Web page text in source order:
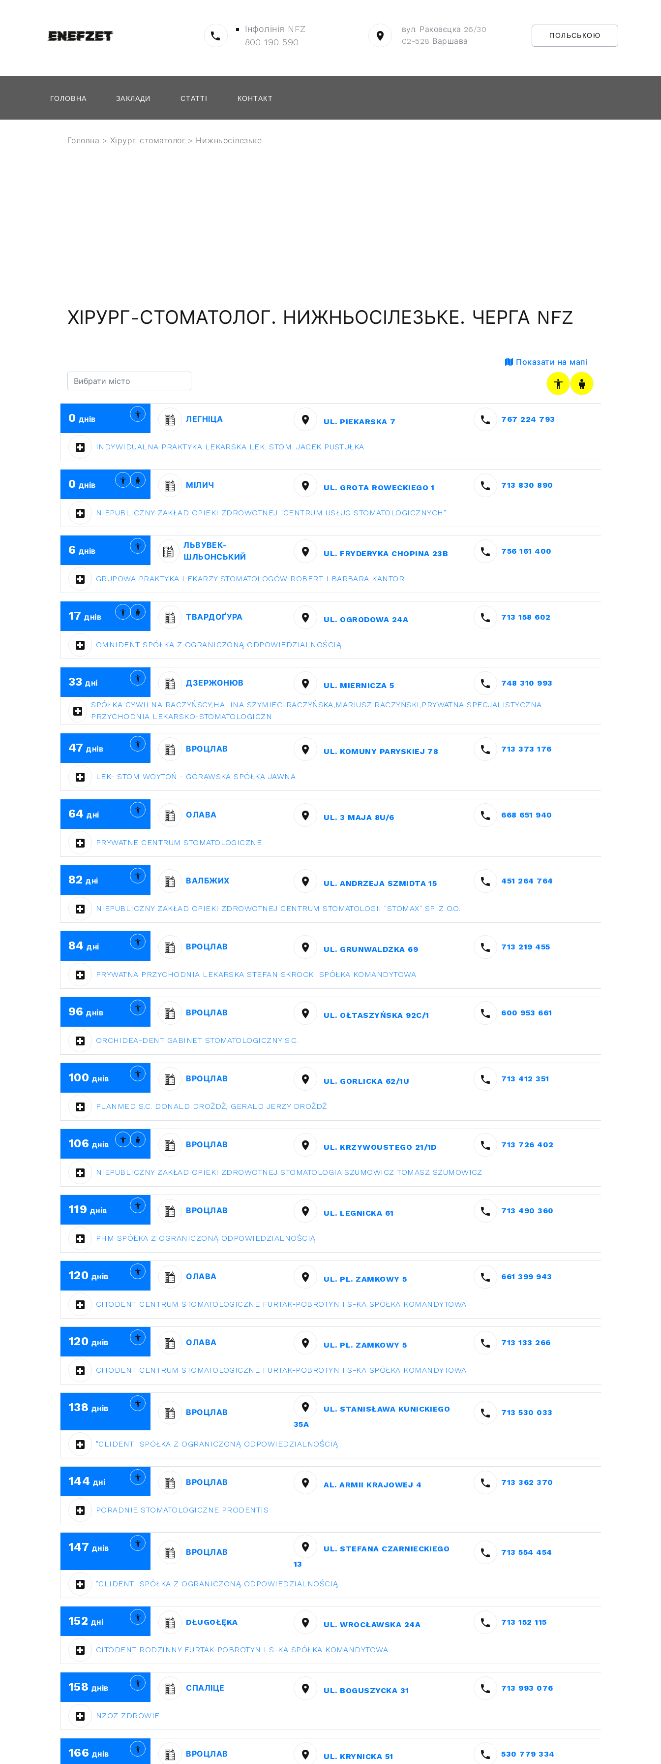
Інфолінія NFZ
800 190 590
вул. Раковєцка 26/30
02-528 Варшава
ПОЛЬСЬКОЮ
ГОЛОВНА ЗАКЛАДИ СТАТТІ КОНТАКТ
Головна > Хірург-стоматолог > Нижньосілезьке
ХІРУРГ-СТОМАТОЛОГ. НИЖНЬОСІЛЕЗЬКЕ. ЧЕРГА NFZ
Показати на мапі
0 днів ЛЕГНІЦА UL. PIEKARSKA 7 767 224 793
INDYWIDUALNA PRAKTYKA LEKARSKA LEK. STOM. JACEK PUSTUŁKA
0 днів МІЛИЧ UL. GROTA ROWECKIEGO 1 713 830 890
NIEPUBLICZNY ZAKŁAD OPIEKI ZDROWOTNEJ "CENTRUM USŁUG STOMATOLOGICZNYCH"
6 днів
ЛЬВУВЕК-
ШЛЬОНСЬКИЙ
UL. FRYDERYKA CHOPINA 23B 756 161 400
GRUPOWA PRAKTYKA LEKARZY STOMATOLOGÓW ROBERT I BARBARA KANTOR
17 днів ТВАРДОҐУРА UL. OGRODOWA 24A 713 158 602
OMNIDENT SPÓŁKA Z OGRANICZONĄ ODPOWIEDZIALNOŚCIĄ
33 дні ДЗЕРЖОНЮВ UL. MIERNICZA 5 748 310 993
SPÓŁKA CYWILNA RACZYŃSCY,HALINA SZYMIEC-RACZYŃSKA,MARIUSZ RACZYŃSKI,PRYWATNA SPECJALISTYCZNA
PRZYCHODNIA LEKARSKO-STOMATOLOGICZN
47 днів ВРОЦЛАВ UL. KOMUNY PARYSKIEJ 78 713 373 176
LEK- STOM WOYTOŃ - GÓRAWSKA SPÓŁKA JAWNA
64 дні ОЛАВА UL. 3 MAJA 8U/6 668 651 940
PRYWATNE CENTRUM STOMATOLOGICZNE
82 дні ВАЛБЖИХ UL. ANDRZEJA SZMIDTA 15 451 264 764
NIEPUBLICZNY ZAKŁAD OPIEKI ZDROWOTNEJ CENTRUM STOMATOLOGII "STOMAX" SP. Z O.O.
84 дні ВРОЦЛАВ UL. GRUNWALDZKA 69 713 219 455
PRYWATNA PRZYCHODNIA LEKARSKA STEFAN SKROCKI SPÓŁKA KOMANDYTOWA
96 днів ВРОЦЛАВ UL. OŁTASZYŃSKA 92C/1 600 953 661
ORCHIDEA-DENT GABINET STOMATOLOGICZNY S.C.
100 днів ВРОЦЛАВ UL. GORLICKA 62/1U 713 412 351
PLANMED S.C. DONALD DROŻDŻ, GERALD JERZY DROŻDŻ
106 днів ВРОЦЛАВ UL. KRZYWOUSTEGO 21/1D 713 726 402
NIEPUBLICZNY ZAKŁAD OPIEKI ZDROWOTNEJ STOMATOLOGIA SZUMOWICZ TOMASZ SZUMOWICZ
119 днів ВРОЦЛАВ UL. LEGNICKA 61 713 490 360
PHM SPÓŁKA Z OGRANICZONĄ ODPOWIEDZIALNOŚCIĄ
120 днів ОЛАВА UL. PL. ZAMKOWY 5 661 399 943
CITODENT CENTRUM STOMATOLOGICZNE FURTAK-POBROTYN I S-KA SPÓŁKA KOMANDYTOWA
120 днів ОЛАВА UL. PL. ZAMKOWY 5 713 133 266
CITODENT CENTRUM STOMATOLOGICZNE FURTAK-POBROTYN I S-KA SPÓŁKA KOMANDYTOWA
138 днів ВРОЦЛАВ
UL. STANISŁAWA KUNICKIEGO
35A
713 530 033
"CLIDENT" SPÓŁKA Z OGRANICZONĄ ODPOWIEDZIALNOŚCIĄ
144 дні ВРОЦЛАВ AL. ARMII KRAJOWEJ 4 713 362 370
PORADNIE STOMATOLOGICZNE PRODENTIS
147 днів ВРОЦЛАВ
UL. STEFANA CZARNIECKIEGO
13
713 554 454
"CLIDENT" SPÓŁKA Z OGRANICZONĄ ODPOWIEDZIALNOŚCIĄ
152 дні DŁUGOŁĘKA UL. WROCŁAWSKA 24A 713 152 115
CITODENT RODZINNY FURTAK-POBROTYN I S-KA SPÓŁKA KOMANDYTOWA
158 днів СПАЛІЦЕ UL. BOGUSZYCKA 31 713 993 076
NZOZ ZDROWIE
166 днів ВРОЦЛАВ UL. KRYNICKA 51 530 779 334